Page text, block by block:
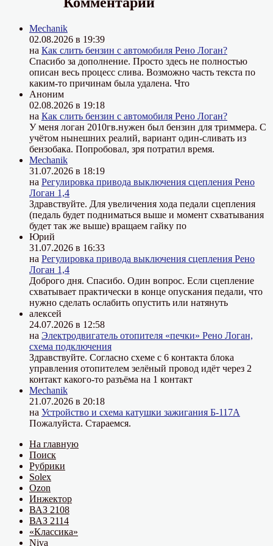
Mechanik
02.08.2026 в 19:39
на Как слить бензин с автомобиля Рено Логан?
Спасибо за дополнение. Просто здесь не полностью
описан весь процесс слива. Возможно часть текста по
каким-то причинам была удалена. Что
Аноним
02.08.2026 в 19:18
на Как слить бензин с автомобиля Рено Логан?
У меня логан 2010гв.нужен был бензин для триммера. С
учётом нынешних реалий, вариант один-сливать из
бензобака. Попробовал, зря потратил время.
Mechanik
31.07.2026 в 18:19
на Регулировка привода выключения сцепления Рено
Логан 1,4
Здравствуйте. Для увеличения хода педали сцепления
(педаль будет подниматься выше и момент схватывания
будет так же выше) вращаем гайку по
Юрий
31.07.2026 в 16:33
на Регулировка привода выключения сцепления Рено
Логан 1,4
Доброго дня. Спасибо. Один вопрос. Если сцепление
схватывает практически в конце опускания педали, что
нужно сделать ослабить опустить или натянуть
алексей
24.07.2026 в 12:58
на Электродвигатель отопителя «печки» Рено Логан,
схема подключения
Здравствуйте. Согласно схеме с 6 контакта блока
управления отопителем зелёный провод идёт через 2
контакт какого-то разъёма на 1 контакт
Mechanik
21.07.2026 в 20:18
на Устройство и схема катушки зажигания Б-117А
Пожалуйста. Стараемся.
На главную
Поиск
Рубрики
Solex
Ozon
Инжектор
ВАЗ 2108
ВАЗ 2114
«Классика»
Niva